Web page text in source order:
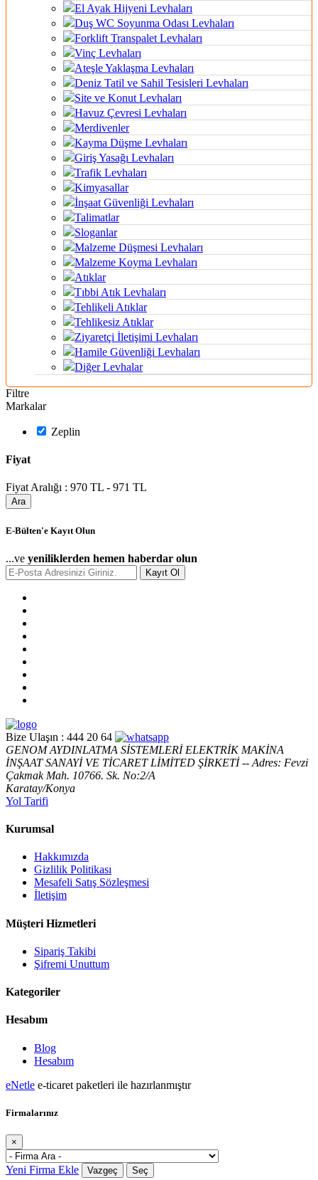
El Ayak Hijyeni Levhaları
Duş WC Soyunma Odası Levhaları
Forklift Transpalet Levhaları
Vinç Levhaları
Ateşle Yaklaşma Levhaları
Deniz Tatil ve Sahil Tesisleri Levhaları
Site ve Konut Levhaları
Havuz Çevresi Levhaları
Merdivenler
Kayma Düşme Levhaları
Giriş Yasağı Levhaları
Trafik Levhaları
Kimyasallar
İnşaat Güvenliği Levhaları
Talimatlar
Sloganlar
Malzeme Düşmesi Levhaları
Malzeme Koyma Levhaları
Atıklar
Tıbbi Atık Levhaları
Tehlikeli Atıklar
Tehlikesiz Atıklar
Ziyaretçi İletişimi Levhaları
Hamile Güvenliği Levhaları
Diğer Levhalar
Filtre
Markalar
Zeplin
Fiyat
Fiyat Aralığı : 970 TL - 971 TL
Ara
E-Bülten'e Kayıt Olun
...ve yeniliklerden hemen haberdar olun
Kayıt Ol
Bize Ulaşın : 444 20 64
GENOM AYDINLATMA SİSTEMLERİ ELEKTRİK MAKİNA
İNŞAAT SANAYİ VE TİCARET LİMİTED ŞİRKETİ -- Adres: Fevzi
Çakmak Mah. 10766. Sk. No:2/A
Karatay/Konya
Yol Tarifi
Kurumsal
Hakkımızda
Gizlilik Politikası
Mesafeli Satış Sözleşmesi
İletişim
Müşteri Hizmetleri
Sipariş Takibi
Şifremi Unuttum
Kategoriler
Hesabım
Blog
Hesabım
eNetle e-ticaret paketleri ile hazırlanmıştır
Firmalarınız
×
Yeni Firma Ekle Vazgeç Seç